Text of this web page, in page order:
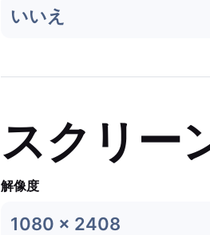
いいえ
スクリー
解像度
1080 x 2408